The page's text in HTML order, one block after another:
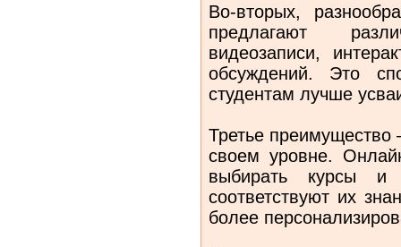
Во-вторых,
предлагают
видеозаписи,
обсуждений. Это
студентам лучше
Третье преимущество
своем уровне.
выбирать курсы и
соответствуют их
более